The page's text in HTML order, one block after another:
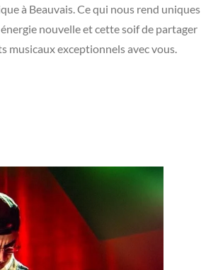
à Beauvais. Ce qui nous rend uniques
nouvelle et cette soif de partager
musicaux exceptionnels avec vous.